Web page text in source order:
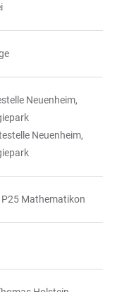
Neuenheim,
Neuenheim,
Mathematikon